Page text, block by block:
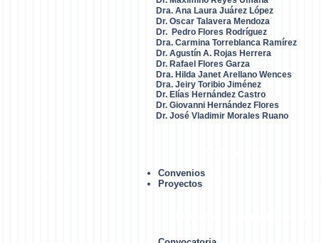
Convenios
Proyectos
Dra. Ana Laura Juárez López
Dr. Oscar Talavera Mendoza
Dr. Pedro Flores Rodríguez
Dra. Carmina Torreblanca Ramírez
Dr. Agustín A. Rojas Herrera
Dr. Rafael Flores Garza
Dra. Hilda Janet Arellano Wences
Dra. Jeiry Toribio Jiménez
Dr. Elías Hernández Castro
Dr. Giovanni Hernández Flores
Dr. José Vladimir Morales Ruano